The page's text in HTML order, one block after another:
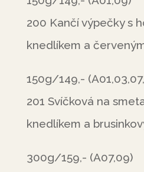
200 Kančí výpečky s
knedlíkem a
150g/149,-
201 Svíčková na
knedlíkem a
300g/159,- (A07,09)